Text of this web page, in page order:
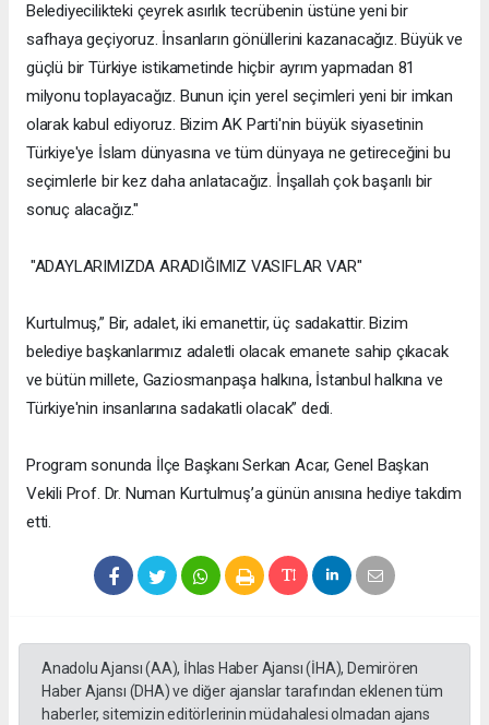
Belediyecilikteki çeyrek asırlık tecrübenin üstüne yeni bir
safhaya geçiyoruz. İnsanların gönüllerini kazanacağız. Büyük ve
güçlü bir Türkiye istikametinde hiçbir ayrım yapmadan 81
milyonu toplayacağız. Bunun için yerel seçimleri yeni bir imkan
olarak kabul ediyoruz. Bizim AK Parti'nin büyük siyasetinin
Türkiye'ye İslam dünyasına ve tüm dünyaya ne getireceğini bu
seçimlerle bir kez daha anlatacağız. İnşallah çok başarılı bir
sonuç alacağız."
"ADAYLARIMIZDA ARADIĞIMIZ VASIFLAR VAR"
Kurtulmuş,” Bir, adalet, iki emanettir, üç sadakattir. Bizim
belediye başkanlarımız adaletli olacak emanete sahip çıkacak
ve bütün millete, Gaziosmanpaşa halkına, İstanbul halkına ve
Türkiye'nin insanlarına sadakatli olacak” dedi.
Program sonunda İlçe Başkanı Serkan Acar, Genel Başkan
Vekili Prof. Dr. Numan Kurtulmuş’a günün anısına hediye takdim
etti.
Anadolu Ajansı (AA), İhlas Haber Ajansı (İHA), Demirören
Haber Ajansı (DHA) ve diğer ajanslar tarafından eklenen tüm
haberler, sitemizin editörlerinin müdahalesi olmadan ajans